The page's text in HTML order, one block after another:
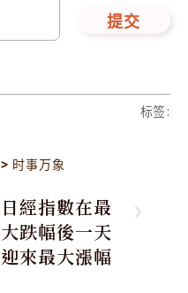
提交
标签:
> 时事万象
日經指數在最
大跌幅後一天
迎來最大漲幅